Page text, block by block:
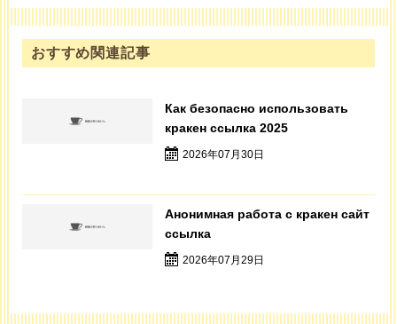
おすすめ関連記事
Как безопасно использовать
кракен ссылка 2025
2026年07月30日
Анонимная работа с кракен сайт
ссылка
2026年07月29日